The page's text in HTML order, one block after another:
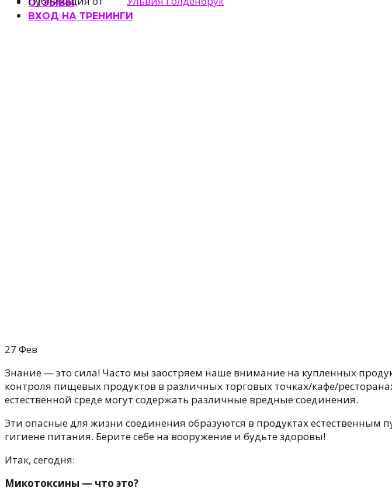
ОТЗЫВЫ
ВХОД НА ТРЕНИНГИ
27 Фев
Знание — это сила! Часто мы заостряем наше внимание на купленных
контроля пищевых продуктов в различных торговых точках/кафе/
естественной среде могут содержать различные вредные соединения.
Эти опасные для жизни соединения образуются в продуктах естественным
гигиене питания. Берите себе на вооружение и будьте здоровы!
Итак, сегодня:
Микотоксины — что это?